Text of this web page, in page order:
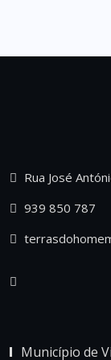
Rua José
939 850 787
Município de